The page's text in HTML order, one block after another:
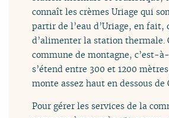
connaît les crèmes Uriage qui
partir de l’eau d’Uriage, en fait,
d’alimenter la station thermale.
commune de montagne, c’est-
s’étend entre 300 et 1200
monte assez haut en dessous de
Pour gérer les services de la